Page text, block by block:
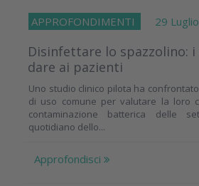
APPROFONDIMENTI 29
Disinfettare lo spazzolino: i
dare ai pazienti
Uno studio clinico pilota ha
di uso comune per valutare la loro
contaminazione batterica delle
quotidiano dello...
Approfondisci